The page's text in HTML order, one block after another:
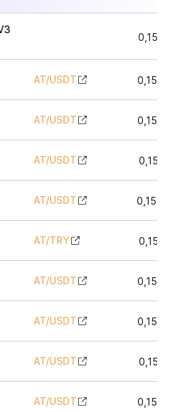
AT/USDT
AT/USDT
AT/USDT
AT/USDT
AT/TRY
AT/USDT
AT/USDT
AT/USDT
AT/USDT